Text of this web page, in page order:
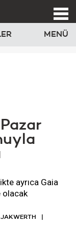
MENÜ
ayrıca Gaia
olacak